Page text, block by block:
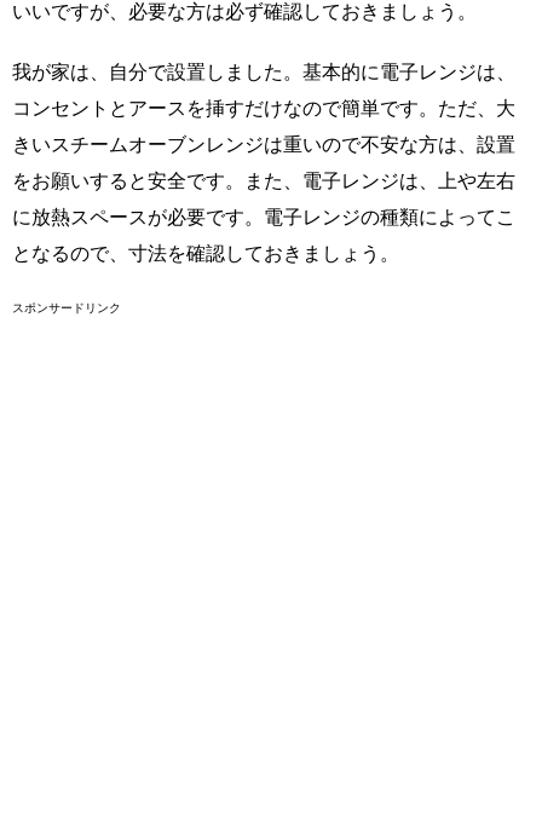
いいですが、必要な方は必ず確認しておきましょう。
我が家は、自分で設置しました。基本的に電子レンジは、
コンセントとアースを挿すだけなので簡単です。ただ、大
きいスチームオーブンレンジは重いので不安な方は、設置
をお願いすると安全です。また、電子レンジは、上や左右
に放熱スペースが必要です。電子レンジの種類によってこ
となるので、寸法を確認しておきましょう。
スポンサードリンク